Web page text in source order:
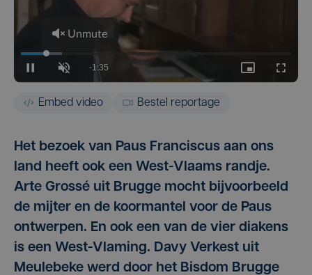
Embed video Bestel reportage
Het bezoek van Paus Franciscus aan ons
land heeft ook een West-Vlaams randje.
Arte Grossé uit Brugge mocht bijvoorbeeld
de mijter en de koormantel voor de Paus
ontwerpen. En ook een van de vier diakens
is een West-Vlaming. Davy Verkest uit
Meulebeke werd door het Bisdom Brugge